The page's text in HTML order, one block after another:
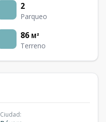
2
Parqueo
86 M²
Terreno
Ciudad: